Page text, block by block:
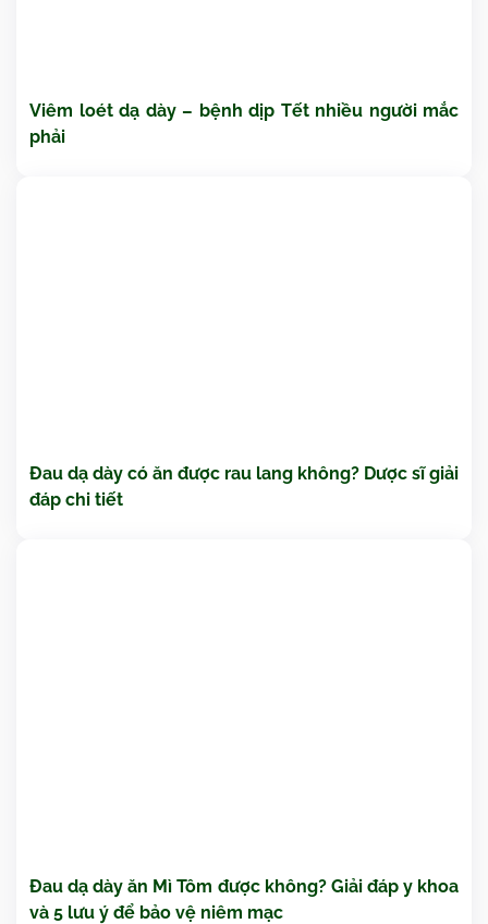
Viêm loét dạ dày – bệnh dịp Tết nhiều người mắc
phải
Đau dạ dày có ăn được rau lang không? Dược sĩ giải
đáp chi tiết
Đau dạ dày ăn Mì Tôm được không? Giải đáp y khoa
và 5 lưu ý để bảo vệ niêm mạc